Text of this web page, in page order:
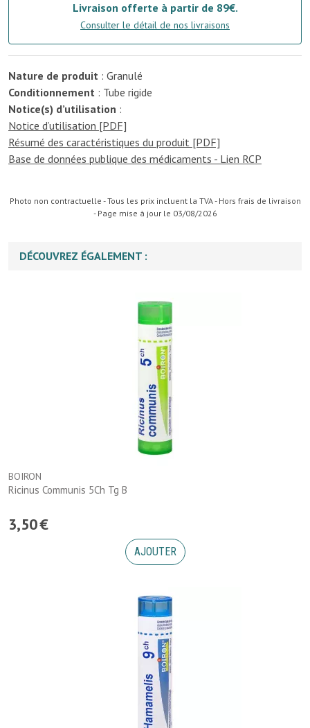
Livraison offerte à partir de 89€.
Consulter le détail de nos livraisons
Nature de produit : Granulé
Conditionnement : Tube rigide
Notice(s) d’utilisation :
Notice d’utilisation [PDF]
Résumé des caractéristiques du produit [PDF]
Base de données publique des médicaments - Lien RCP
Photo non contractuelle - Tous les prix incluent la TVA - Hors frais de livraison
- Page mise à jour le 03/08/2026
DÉCOUVREZ ÉGALEMENT :
BOIRON
Ricinus Communis 5Ch Tg B
3,50€
AJOUTER